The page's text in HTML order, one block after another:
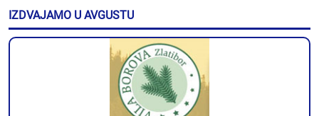
IZDVAJAMO U AVGUSTU